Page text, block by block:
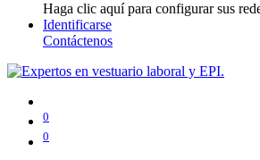
Haga clic aquí para configurar sus
Identificarse
Contáctenos
0
0